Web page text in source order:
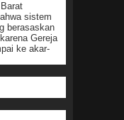
sistem
berasaskan
Gereja
ke akar-